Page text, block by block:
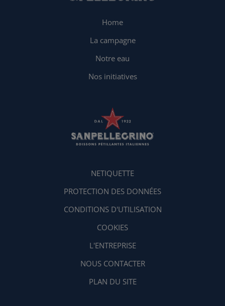
Home
La campagne
Notre eau
Nos initiatives
NETIQUETTE
PROTECTION DES DONNÉES
CONDITIONS D'UTILISATION
COOKIES
L'ENTREPRISE
NOUS CONTACTER
PLAN DU SITE